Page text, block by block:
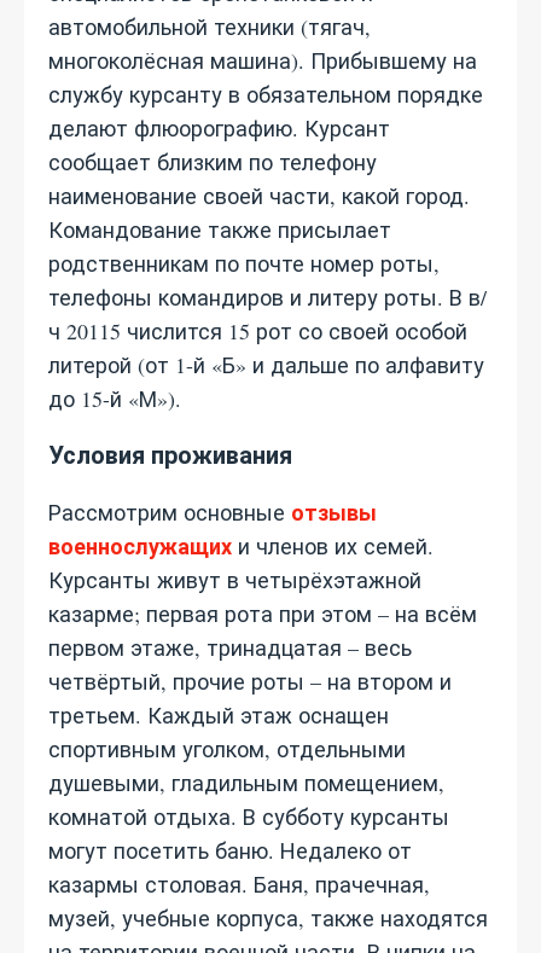
автомобильной техники (тягач,
многоколёсная машина). Прибывшему на
службу курсанту в обязательном порядке
делают флюорографию. Курсант
сообщает близким по телефону
наименование своей части, какой город.
Командование также присылает
родственникам по почте номер роты,
телефоны командиров и литеру роты. В в/
ч 20115 числится 15 рот со своей особой
литерой (от 1-й «Б» и дальше по алфавиту
до 15-й «М»).
Условия проживания
Рассмотрим основные отзывы
военнослужащих и членов их семей.
Курсанты живут в четырёхэтажной
казарме; первая рота при этом – на всём
первом этаже, тринадцатая – весь
четвёртый, прочие роты – на втором и
третьем. Каждый этаж оснащен
спортивным уголком, отдельными
душевыми, гладильным помещением,
комнатой отдыха. В субботу курсанты
могут посетить баню. Недалеко от
казармы столовая. Баня, прачечная,
музей, учебные корпуса, также находятся